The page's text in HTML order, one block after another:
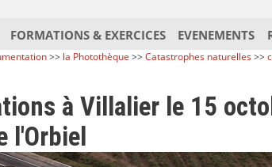
FORMATIONS & EXERCICES EVENEMENTS
>> la Photothèque >>Catastrophes naturelles>>
à Villalier le 15
l'Orbiel